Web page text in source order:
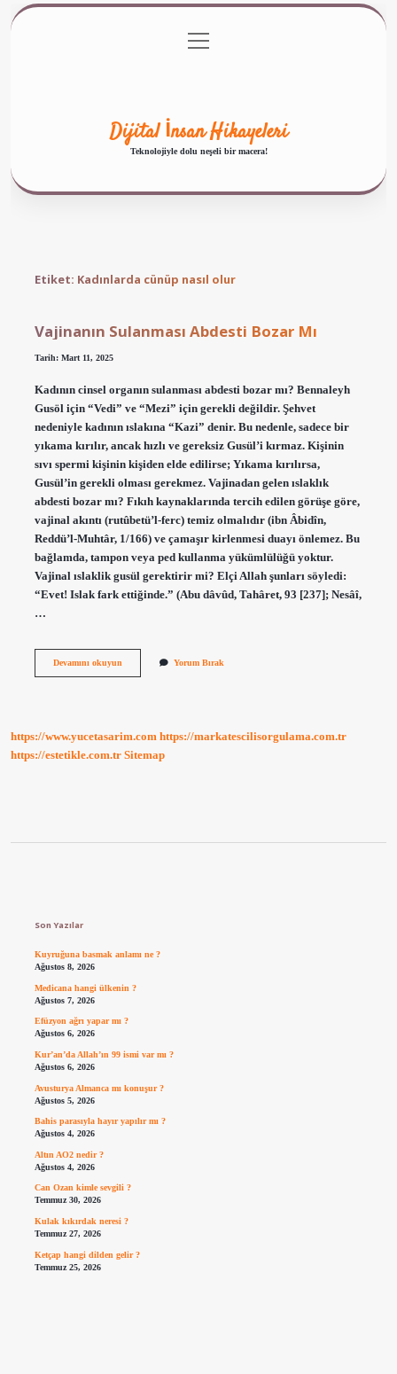
Gizlilik Politikası
menüyü
aç
Dijital İnsan Hikayeleri
Teknolojiyle dolu neşeli bir macera!
Etiket: Kadınlarda cünüp nasıl olur
Vajinanın Sulanması Abdesti Bozar Mı
Tarih: Mart 11, 2025
Kadının cinsel organın sulanması abdesti bozar mı? Bennaleyh
Gusöl için “Vedi” ve “Mezi” için gerekli değildir. Şehvet
nedeniyle kadının ıslakına “Kazi” denir. Bu nedenle, sadece bir
yıkama kırılır, ancak hızlı ve gereksiz Gusül’i kırmaz. Kişinin
sıvı spermi kişinin kişiden elde edilirse; Yıkama kırılırsa,
Gusül’in gerekli olması gerekmez. Vajinadan gelen ıslaklık
abdesti bozar mı? Fıkıh kaynaklarında tercih edilen görüşe göre,
vajinal akıntı (rutûbetü’l-ferc) temiz olmalıdır (ibn Âbidîn,
Reddü’l-Muhtâr, 1/166) ve çamaşır kirlenmesi duayı önlemez. Bu
bağlamda, tampon veya ped kullanma yükümlülüğü yoktur.
Vajinal ıslaklik gusül gerektirir mi? Elçi Allah şunları söyledi:
“Evet! Islak fark ettiğinde.” (Abu dâvûd, Tahâret, 93 [237]; Nesâî,
…
Devamını okuyunVajinanın
Yorum Bırak
https://www.yucetasarim.com https://markatescilisorgulama.com.tr
https://estetikle.com.tr Sitemap
Son Yazılar
Kuyruğuna basmak anlamı ne ?
Ağustos 8, 2026
Medicana hangi ülkenin ?
Ağustos 7, 2026
Efüzyon ağrı yapar mı ?
Ağustos 6, 2026
Kur’an’da Allah’ın 99 ismi var mı ?
Ağustos 6, 2026
Avusturya Almanca mı konuşur ?
Ağustos 5, 2026
Bahis parasıyla hayır yapılır mı ?
Ağustos 4, 2026
Altın AO2 nedir ?
Ağustos 4, 2026
Can Ozan kimle sevgili ?
Temmuz 30, 2026
Kulak kıkırdak neresi ?
Temmuz 27, 2026
Ketçap hangi dilden gelir ?
Temmuz 25, 2026